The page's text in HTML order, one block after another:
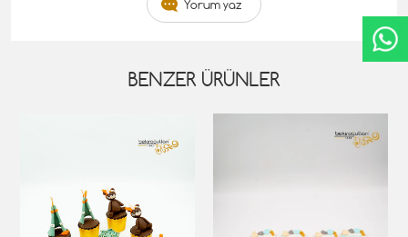
Yorum yaz
BENZER ÜRÜNLER